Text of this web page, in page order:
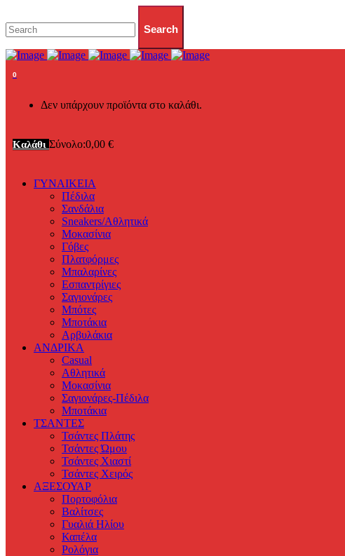
0
Δεν υπάρχουν προϊόντα στο καλάθι.
Καλάθι Σύνολο:0,00 €
ΓΥΝΑΙΚΕΙΑ
Πέδιλα
Σανδάλια
Sneakers/Αθλητικά
Μοκασίνια
Γόβες
Πλατφόρμες
Μπαλαρίνες
Εσπαντρίγιες
Σαγιονάρες
Μπότες
Μποτάκια
Αρβυλάκια
ΑΝΔΡΙΚΑ
Casual
Αθλητικά
Μοκασίνια
Σαγιονάρες-Πέδιλα
Μποτάκια
ΤΣΑΝΤΕΣ
Τσάντες Πλάτης
Τσάντες Ώμου
Τσάντες Χιαστί
Τσάντες Χειρός
ΑΞΕΣΟΥΑΡ
Πορτοφόλια
Βαλίτσες
Γυαλιά Ηλίου
Καπέλα
Ρολόγια